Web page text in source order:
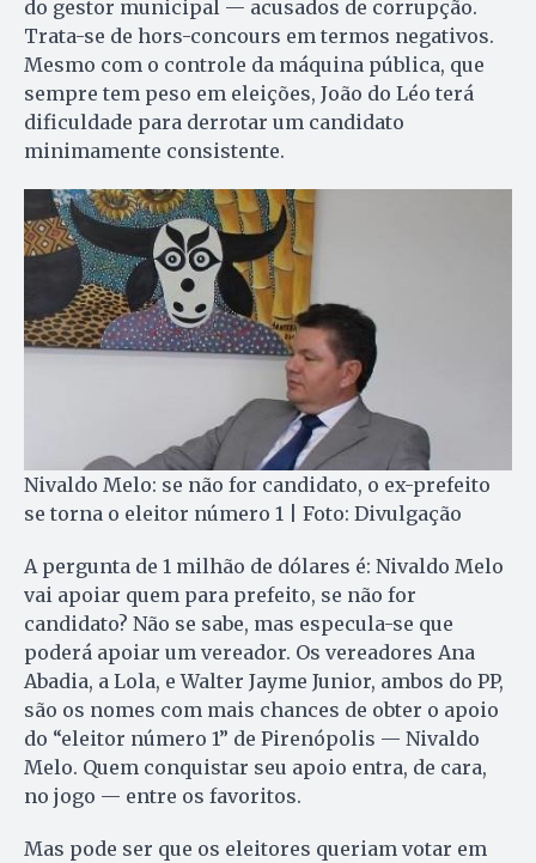
do gestor municipal — acusados de corrupção.
Trata-se de hors-concours em termos negativos.
Mesmo com o controle da máquina pública, que
sempre tem peso em eleições, João do Léo terá
dificuldade para derrotar um candidato
minimamente consistente.
Nivaldo Melo: se não for candidato, o ex-prefeito
se torna o eleitor número 1 | Foto: Divulgação
A pergunta de 1 milhão de dólares é: Nivaldo Melo
vai apoiar quem para prefeito, se não for
candidato? Não se sabe, mas especula-se que
poderá apoiar um vereador. Os vereadores Ana
Abadia, a Lola, e Walter Jayme Junior, ambos do PP,
são os nomes com mais chances de obter o apoio
do “eleitor número 1” de Pirenópolis — Nivaldo
Melo. Quem conquistar seu apoio entra, de cara,
no jogo — entre os favoritos.
Mas pode ser que os eleitores queriam votar em